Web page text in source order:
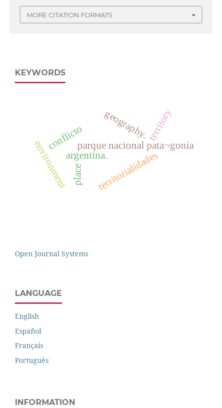
MORE CITATION FORMATS
KEYWORDS
territorialidades
conflictoparque nacional pata¬gonia
argentina.
environment
territory
place
geography.
Open Journal Systems
LANGUAGE
English
Español
Français
Português
INFORMATION